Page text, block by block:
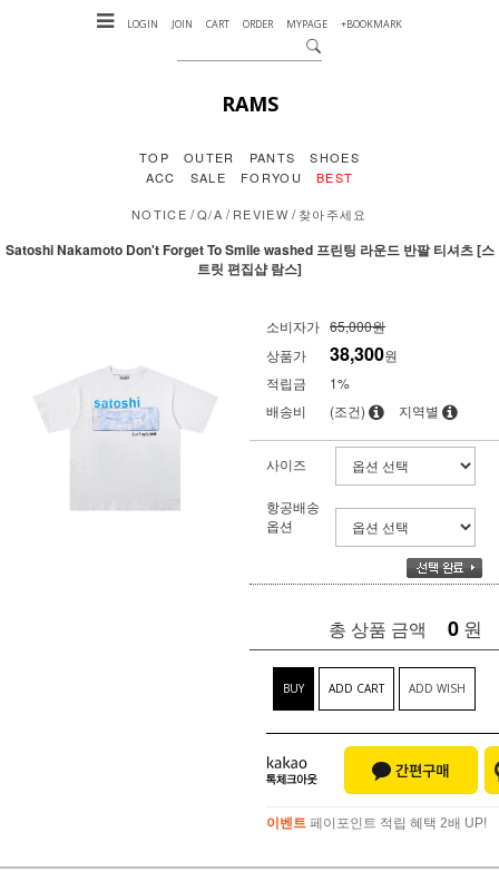
LOGIN JOIN CART ORDER MYPAGE +BOOKMARK
RAMS
TOP OUTER PANTS
SHOES
ACC
SALE FORYOU BEST
NOTICE /Q/A /REVIEW /찾아주세요
Satoshi Nakamoto Don't Forget To Smile washed 프린팅 라운드 반팔 티셔츠 [스
트릿 편집샵 람스]
소비자가 65,000원
상품가
38,300원
적립금
1%
배송비
(조건) 지역별
사이즈
항공배송
옵션
총 상품 금액 0 원
BUY ADD CART ADD WISH
이벤트 페이포인트 적립 혜택 2배 UP!